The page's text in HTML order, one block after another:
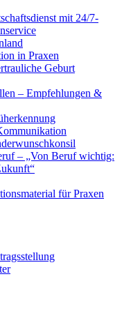
mit 24/7-
in Praxen
Geburt
– Empfehlungen &
– „Von Beruf wichtig:
für Praxen